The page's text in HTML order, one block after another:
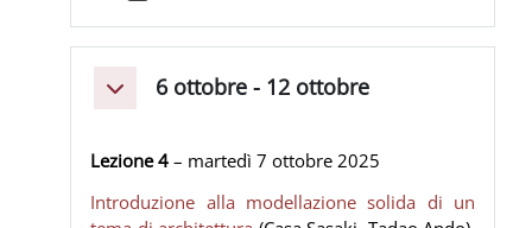
Minimizza6 ottobre - 12 ottobre
Lezione 4– martedì 7 ottobre 2025
Introduzione alla modellazione solida di un